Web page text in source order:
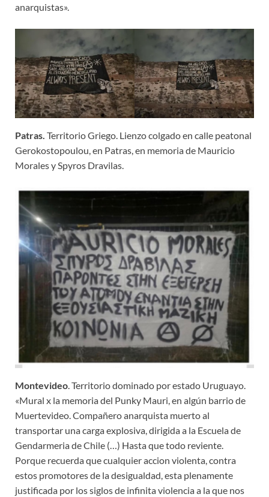
anarquistas».
Patras. Territorio Griego. Lienzo colgado en calle peatonal
Gerokostopoulou, en Patras, en memoria de Mauricio
Morales y Spyros Dravilas.
Montevideo. Territorio dominado por estado Uruguayo.
«Mural x la memoria del Punky Mauri, en algún barrio de
Muertevideo. Compañero anarquista muerto al
transportar una carga explosiva, dirigida a la Escuela de
Gendarmeria de Chile (…) Hasta que todo reviente.
Porque recuerda que cualquier accion violenta, contra
estos promotores de la desigualdad, esta plenamente
justificada por los siglos de infinita violencia a la que nos